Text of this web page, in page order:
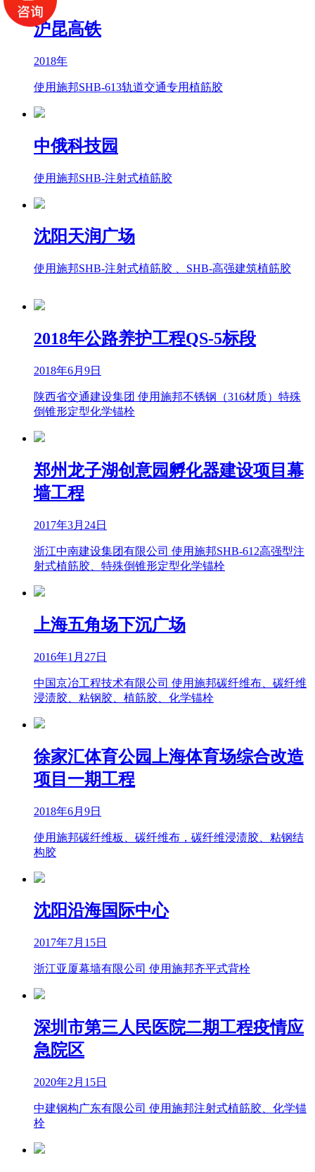
沪昆高铁
2018年
使用施邦SHB-613轨道交通专用植筋胶
中俄科技园
使用施邦SHB-注射式植筋胶
沈阳天润广场
使用施邦SHB-注射式植筋胶 、SHB-高强建筑植筋胶
2018年公路养护工程QS-5标段
2018年6月9日
陕西省交通建设集团 使用施邦不锈钢（316材质）特殊
倒锥形定型化学锚栓
郑州龙子湖创意园孵化器建设项目幕
墙工程
2017年3月24日
浙江中南建设集团有限公司 使用施邦SHB-612高强型注
射式植筋胶、特殊倒锥形定型化学锚栓
上海五角场下沉广场
2016年1月27日
中国京冶工程技术有限公司 使用施邦碳纤维布、碳纤维
浸渍胶、粘钢胶、植筋胶、化学锚栓
徐家汇体育公园上海体育场综合改造
项目一期工程
2018年6月9日
使用施邦碳纤维板、碳纤维布，碳纤维浸渍胶、粘钢结
构胶
沈阳沿海国际中心
2017年7月15日
浙江亚厦幕墙有限公司 使用施邦齐平式背栓
深圳市第三人民医院二期工程疫情应
急院区
2020年2月15日
中建钢构广东有限公司 使用施邦注射式植筋胶、化学锚
栓